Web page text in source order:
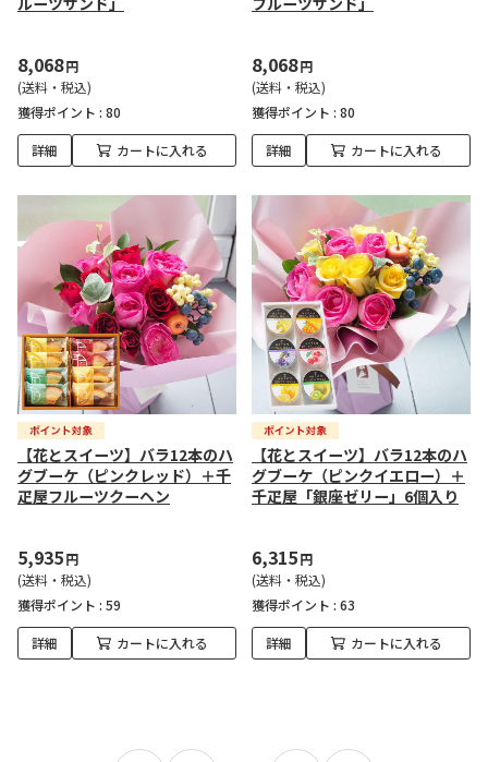
8,068円
(送料・税込)
獲得ポイント : 80
詳細 カートに入れる
8,068円
(送料・税込)
獲得ポイント : 80
詳細 カートに入れる
【花とスイーツ】バラ12本のハ
グブーケ（ピンクレッド）＋千
疋屋フルーツクーヘン
5,935円
(送料・税込)
獲得ポイント : 59
詳細 カートに入れる
【花とスイーツ】バラ12本のハ
グブーケ（ピンクイエロー）＋
千疋屋「銀座ゼリー」6個入り
6,315円
(送料・税込)
獲得ポイント : 63
詳細 カートに入れる